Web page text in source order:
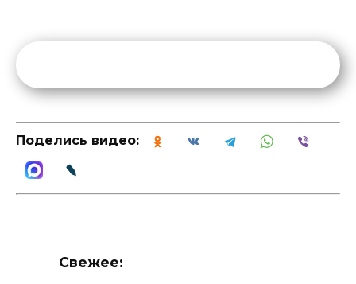
Поделись видео:
Свежее: